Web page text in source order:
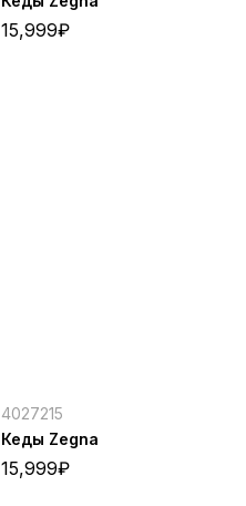
15,999₽
4027215
Кеды Zegna
15,999₽